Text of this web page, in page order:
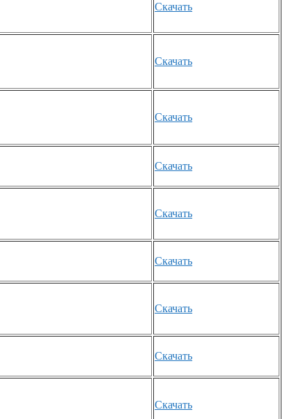
Скачать
Скачать
Скачать
Скачать
Скачать
Скачать
Скачать
Скачать
Скачать